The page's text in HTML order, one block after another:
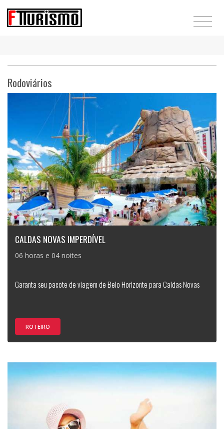
Rodoviários
CALDAS NOVAS IMPERDÍVEL
06 horas e 04 noites
Garanta seu pacote de viagem de Belo Horizonte para Caldas Novas
ROTEIRO